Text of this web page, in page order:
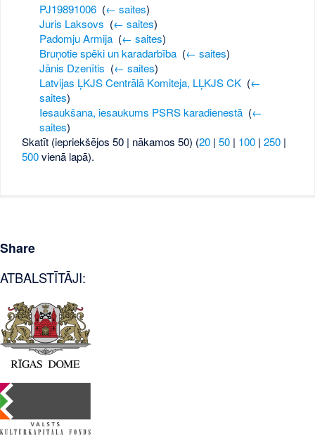
PJ19891006‎ (← saites)
Juris Laksovs (← saites)
Padomju Armija‎ (← saites)
Bruņotie spēki un karadarbība‎ (← saites)
Jānis Dzenītis (← saites)
Latvijas ĻKJS Centrālā Komiteja, LĻKJS CK‎ (←
saites)
Iesaukšana, iesaukums PSRS karadienestā‎ (←
saites)
Skatīt (iepriekšējos 50 | nākamos 50) (20 |50 | 100 |250 |
500vienā lapā).
Share
ATBALSTĪTĀJI: